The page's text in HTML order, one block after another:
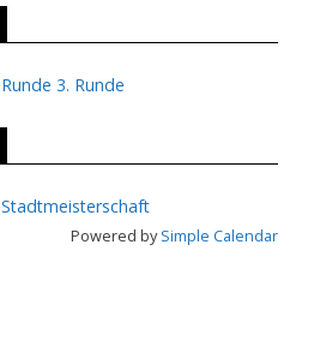
Runde 3. Runde
Stadtmeisterschaft
Powered bySimple Calendar